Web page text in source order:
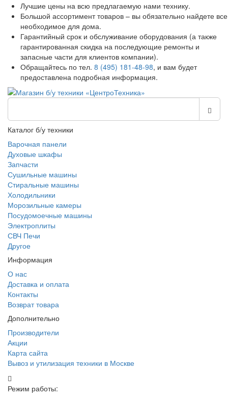
Лучшие цены на всю предлагаемую нами технику.
Большой ассортимент товаров – вы обязательно найдете все
необходимое для дома.
Гарантийный срок и обслуживание оборудования (а также
гарантированная скидка на последующие ремонты и
запасные части для клиентов компании).
Обращайтесь по тел. 8 (495) 181-48-98, и вам будет
предоставлена подробная информация.
Каталог б/у техники
Варочная панели
Духовые шкафы
Запчасти
Сушильные машины
Стиральные машины
Холодильники
Морозильные камеры
Посудомоечные машины
Электроплиты
СВЧ Печи
Другое
Информация
О нас
Доставка и оплата
Контакты
Возврат товара
Дополнительно
Производители
Акции
Карта сайта
Вывоз и утилизация техники в Москве
Режим работы: